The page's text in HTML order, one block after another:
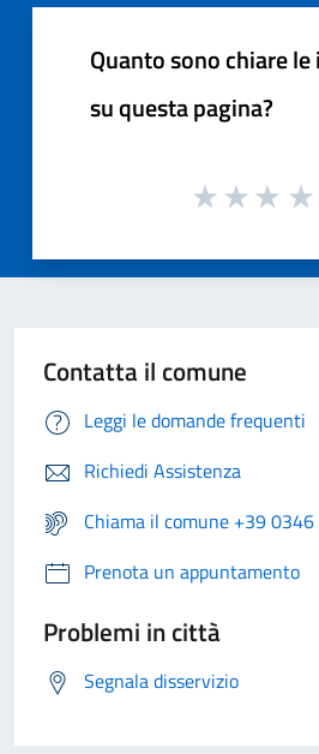
Quanto sono chiare
su questa pagina?
Contatta il comune
Leggi le domande frequenti
Richiedi Assistenza
Chiama il comune +39
Prenota un appuntamento
Problemi in città
Segnala disservizio